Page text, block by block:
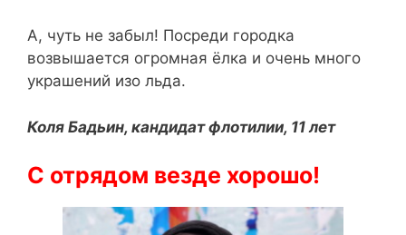
А, чуть не забыл! Посреди городка
возвышается огромная ёлка и очень много
украшений изо льда.
Коля Бадьин, кандидат флотилии, 11 лет
С отрядом везде хорошо!